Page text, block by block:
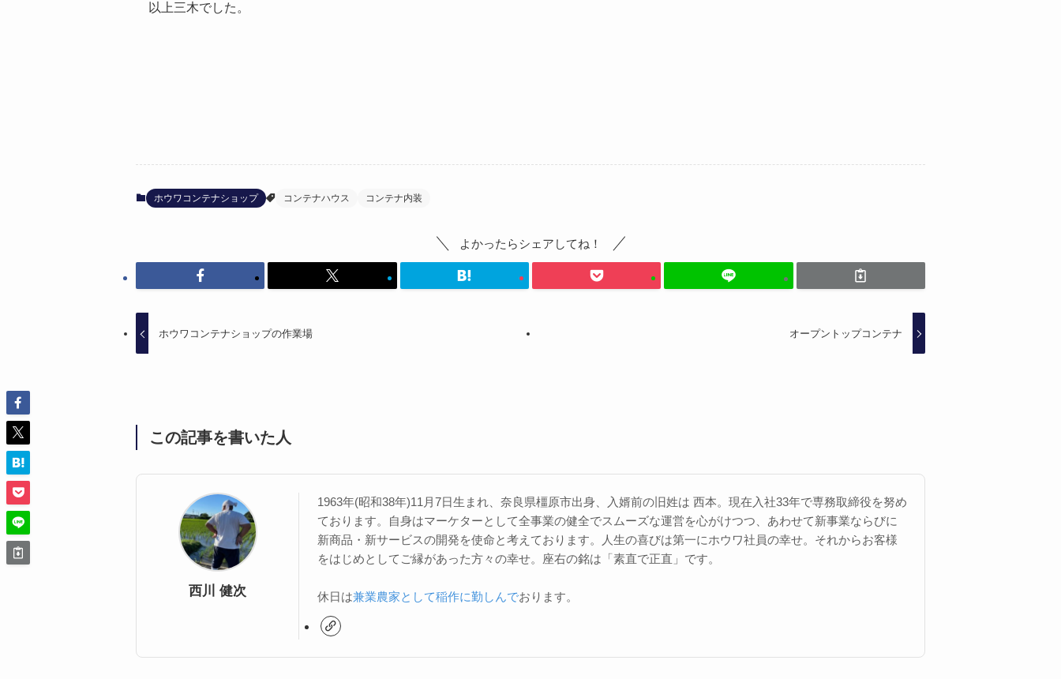
以上三木でした。
ホウワコンテナショップ コンテナハウス コンテナ内装
よかったらシェアしてね！
ホウワコンテナショップの作業場 オープントップコンテナ
この記事を書いた人
西川 健次
1963年(昭和38年)11月7日生まれ、奈良県橿原市出身、入婿前の旧姓は 西本。現在入社33年で専務取締役を努め
ております。自身はマーケターとして全事業の健全でスムーズな運営を心がけつつ、あわせて新事業ならびに
新商品・新サービスの開発を使命と考えております。人生の喜びは第一にホウワ社員の幸せ。それからお客様
をはじめとしてご縁があった方々の幸せ。座右の銘は「素直で正直」です。
休日は兼業農家として稲作に勤しんでおります。